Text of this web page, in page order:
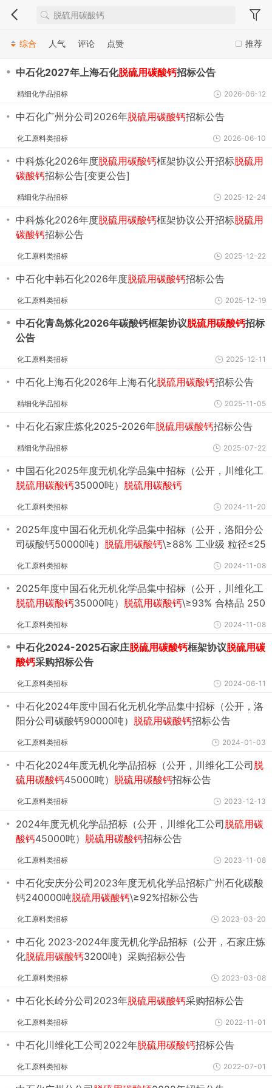
推荐
综合 人气 评论 点赞
・ 中石化2027年上海石化脱硫用碳酸钙招标公告
精细化学品招标 2026-06-12
・ 中石化广州分公司2026年脱硫用碳酸钙招标公告
化工原料类招标 2026-06-10
・ 中科炼化2026年度脱硫用碳酸钙框架协议公开招标脱硫用
碳酸钙招标公告[变更公告]
精细化学品招标 2025-12-24
・ 中科炼化2026年度脱硫用碳酸钙框架协议公开招标脱硫用
碳酸钙招标公告
化工原料类招标 2025-12-22
・ 中石化中韩石化2026年度脱硫用碳酸钙招标公告
化工原料类招标 2025-12-19
・ 中石化青岛炼化2026年碳酸钙框架协议脱硫用碳酸钙招标
公告
化工原料类招标 2025-12-11
・ 中石化上海石化2026年上海石化脱硫用碳酸钙招标公告
精细化学品招标 2025-11-05
・ 中石化石家庄炼化2025-2026年脱硫用碳酸钙招标公告
精细化学品招标 2025-07-22
・ 中国石化2025年度无机化学品集中招标（公开，川维化工
脱硫用碳酸钙35000吨） 脱硫用碳酸钙
化工原料类招标 2024-11-20
・ 2025年度中国石化无机化学品集中招标（公开，洛阳分公
司碳酸钙50000吨） 脱硫用碳酸钙\≥88% 工业级 粒径≤25
化工原料类招标 2024-11-08
・ 2025年度中国石化无机化学品集中招标（公开，川维化工
脱硫用碳酸钙35000吨） 脱硫用碳酸钙\≥93% 合格品 250
化工原料类招标 2024-11-08
・ 中石化2024-2025石家庄脱硫用碳酸钙框架协议脱硫用碳
酸钙采购招标公告
化工原料类招标 2024-06-11
・ 中石化2024年度中国石化无机化学品集中招标（公开，洛
阳分公司碳酸钙90000吨） 脱硫用碳酸钙招标公告
化工原料类招标 2024-01-03
・ 中石化2024年度无机化学品招标（公开，川维化工公司脱
硫用碳酸钙45000吨） 脱硫用碳酸钙招标公告
化工原料类招标 2023-12-13
・ 2024年度无机化学品招标（公开，川维化工公司脱硫用碳
酸钙45000吨） 脱硫用碳酸钙招标公告
化工原料类招标 2023-11-08
・ 中石化安庆分公司2023年度无机化学品招标广州石化碳酸
钙240000吨脱硫用碳酸钙\≥92%招标公告
化工原料类招标 2023-03-20
・ 中石化 2023-2024年度无机化学品招标（公开，石家庄炼
化脱硫用碳酸钙3200吨）采购招标公告
化工原料类招标 2023-03-08
・ 中石化长岭分公司2023年脱硫用碳酸钙采购招标公告
化工原料类招标 2022-11-01
・ 中石化川维化工公司2022年脱硫用碳酸钙招标公告
化工原料类招标 2022-07-01